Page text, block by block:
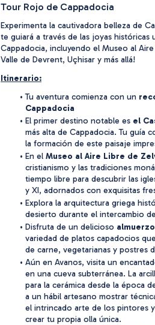
Tour Rojo de Cappadocia
Experimenta la cautivadora belleza de
te guiará a través de las joyas históricas
Cappadocia, incluyendo el Museo al
Valle de Devrent, Uçhisar y más allá!
Itinerario:
Tu aventura comienza con un
Cappadocia
El primer destino notable es el
más alta de Cappadocia. Tu guía
la formación de este paisaje
En el Museo al Aire Libre de
cristianismo y las tradiciones
tiempo libre para descubrir las
y XI, adornados con exquisitas
Explora la arquitectura griega
desierto durante el intercambio
Disfruta de un delicioso
variedad de platos capadocios
de carne, vegetarianas y postres
Aún en Avanos, visita un
en una cueva subterránea. La
para la cerámica desde la época
a un hábil artesano mostrar
el intrincado arte de los pintores
crear tu propia olla única.